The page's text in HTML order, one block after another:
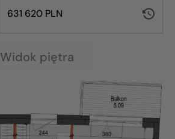
631 620 PLN
Widok piętra